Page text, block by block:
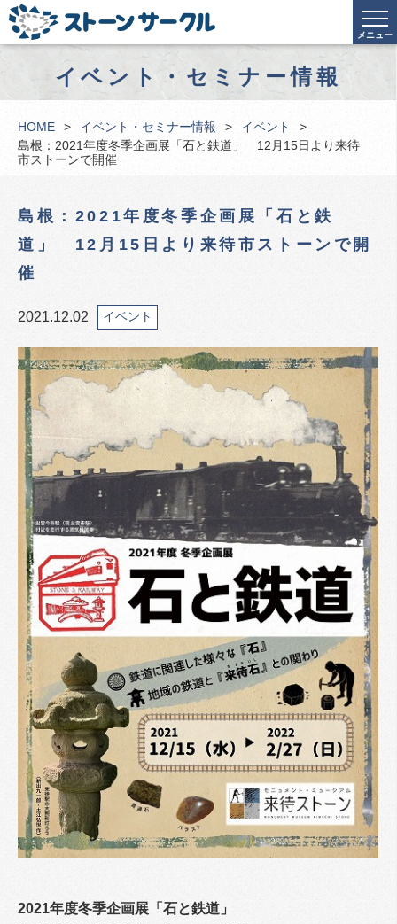
メニュー
イベント・セミナー情報
HOME イベント・セミナー情報
イベント
島根：2021年度冬季企画展「石と鉄道」 12月15日より来待
市ストーンで開催
島根：2021年度冬季企画展「石と鉄
道」 12月15日より来待市ストーンで開
催
2021.12.02 イベント
2021年度冬季企画展「石と鉄道」